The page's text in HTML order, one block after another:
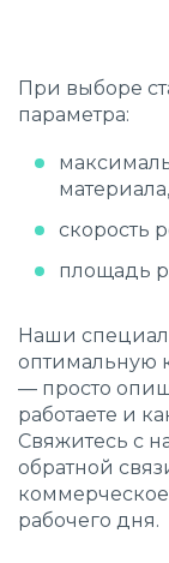
При выборе
параметра:
материала,
скорость
площадь
Наши
оптимальную
— просто
работаете и
Свяжитесь с
обратной
рабочего дня.